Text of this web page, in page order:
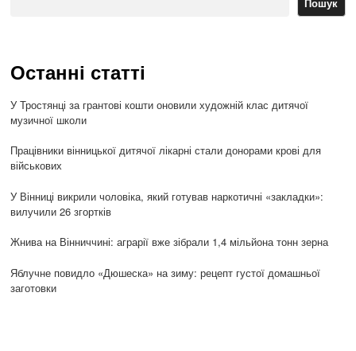
Останні статті
У Тростянці за грантові кошти оновили художній клас дитячої
музичної школи
Працівники вінницької дитячої лікарні стали донорами крові для
військових
У Вінниці викрили чоловіка, який готував наркотичні «закладки»:
вилучили 26 згортків
Жнива на Вінниччині: аграрії вже зібрали 1,4 мільйона тонн зерна
Яблучне повидло «Дюшеска» на зиму: рецепт густої домашньої
заготовки